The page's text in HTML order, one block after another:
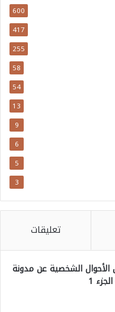
600
417
255
58
54
13
9
6
5
3
تعليقات
الأحوال الشخصية عن مدونة
1